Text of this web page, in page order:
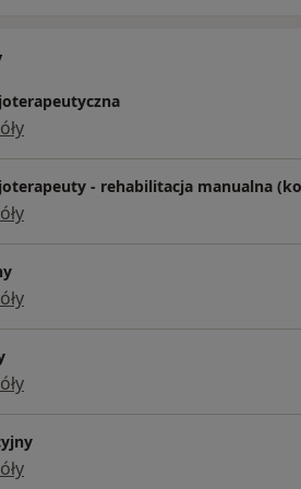
- rehabilitacja manualna